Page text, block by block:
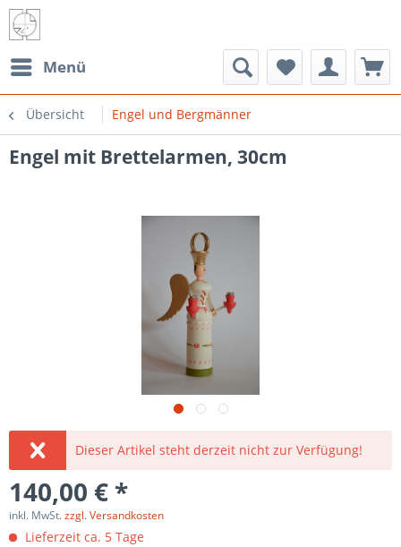
Menü
Übersicht Engel und Bergmänner
Engel mit Brettelarmen, 30cm
Dieser Artikel steht derzeit nicht zur Verfügung!
140,00 € *
inkl. MwSt.zzgl. Versandkosten
Lieferzeit ca. 5 Tage